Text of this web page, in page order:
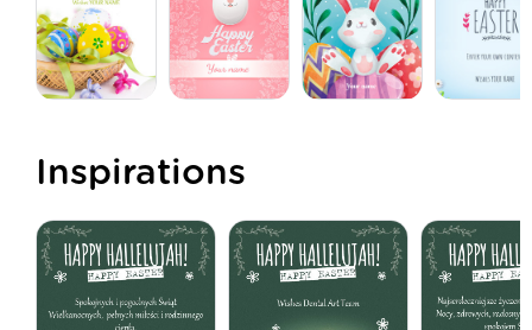
Inspirations